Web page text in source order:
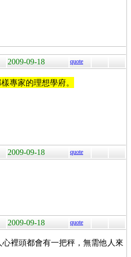
2009-09-18 quote
專家的理想學府。
2009-09-18 quote
2009-09-18 quote
裡頭都會有一把秤，無需他人來